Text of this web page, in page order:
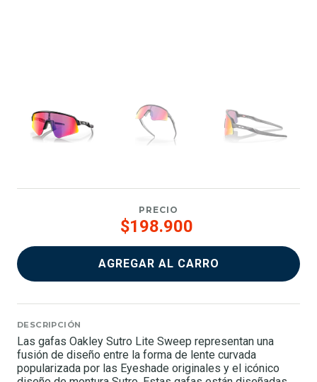
PRECIO
$198.900
AGREGAR AL CARRO
DESCRIPCIÓN
Las gafas Oakley Sutro Lite Sweep representan una
fusión de diseño entre la forma de lente curvada
popularizada por las Eyeshade originales y el icónico